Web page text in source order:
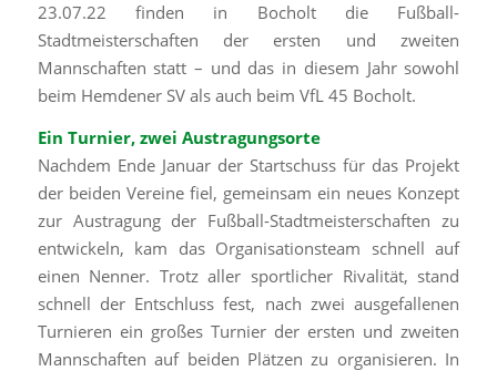
23.07.22 finden in Bocholt die Fußball-
Stadtmeisterschaften der ersten und zweiten
Mannschaften statt – und das in diesem Jahr sowohl
beim Hemdener SV als auch beim VfL 45 Bocholt.
Ein Turnier, zwei Austragungsorte
Nachdem Ende Januar der Startschuss für das Projekt
der beiden Vereine fiel, gemeinsam ein neues Konzept
zur Austragung der Fußball-Stadtmeisterschaften zu
entwickeln, kam das Organisationsteam schnell auf
einen Nenner. Trotz aller sportlicher Rivalität, stand
schnell der Entschluss fest, nach zwei ausgefallenen
Turnieren ein großes Turnier der ersten und zweiten
Mannschaften auf beiden Plätzen zu organisieren. In